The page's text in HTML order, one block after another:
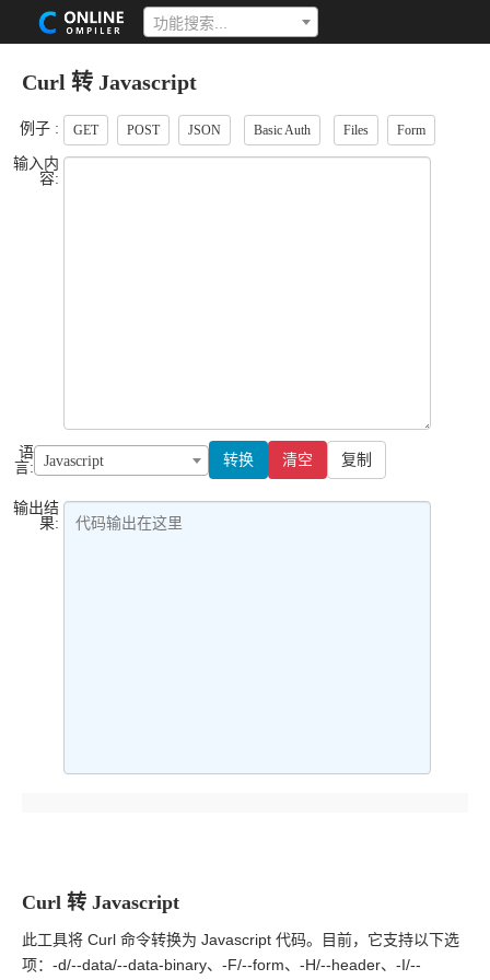
功能搜索...
Curl 转 Javascript
例子 : GET POST JSON Basic Auth Files Form
输入内
容:
语
言:
Javascript 转换 清空 复制
输出结
果:
代码输出在这里
Curl 转 Javascript
此工具将 Curl 命令转换为 Javascript 代码。目前，它支持以下选
项：-d/--data/--data-binary、-F/--form、-H/--header、-I/--